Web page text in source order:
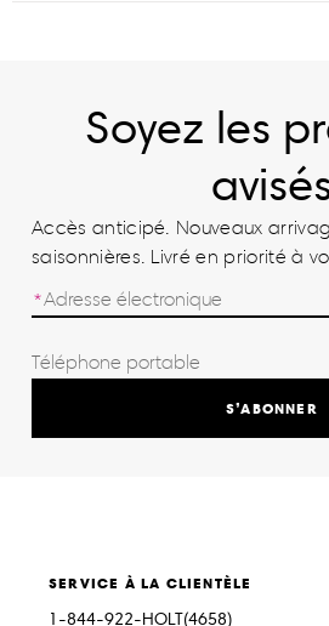
Soyez les
Accès anticipé. Nouveaux
saisonnières. Livré en priorité à
S’ABONNER
SERVICE À LA CLIENTÈLE
1-844-922-HOLT(4658)